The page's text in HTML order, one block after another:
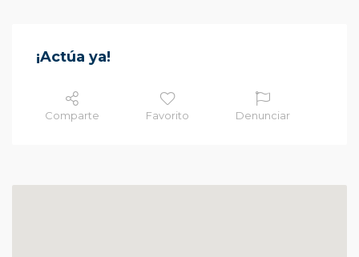
¡Actúa ya!
Comparte Favorito Denunciar